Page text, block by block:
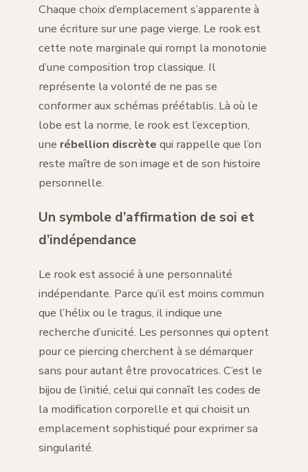
Chaque choix d’emplacement s’apparente à
une écriture sur une page vierge. Le rook est
cette note marginale qui rompt la monotonie
d’une composition trop classique. Il
représente la volonté de ne pas se
conformer aux schémas préétablis. Là où le
lobe est la norme, le rook est l’exception,
une rébellion discrète qui rappelle que l’on
reste maître de son image et de son histoire
personnelle.
Un symbole d’affirmation de soi et
d’indépendance
Le rook est associé à une personnalité
indépendante. Parce qu’il est moins commun
que l’hélix ou le tragus, il indique une
recherche d’unicité. Les personnes qui optent
pour ce piercing cherchent à se démarquer
sans pour autant être provocatrices. C’est le
bijou de l’initié, celui qui connaît les codes de
la modification corporelle et qui choisit un
emplacement sophistiqué pour exprimer sa
singularité.